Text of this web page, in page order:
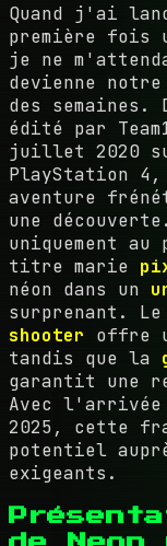
Quand j'ai
première fois
je ne
devienne notre
des semaines.
édité par
juillet 2020
PlayStation 4,
aventure
une
uniquement
titre marie
néon dans un
surprenant. Le
shooter offre
tandis que la
garantit une
Avec l'arrivée
2025, cette
potentiel
exigeants.
de Neon